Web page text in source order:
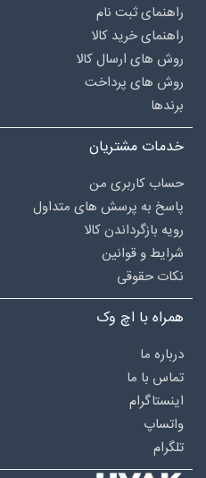
راهنمای ثبت نام
راهنمای خرید کالا
روش های ارسال کالا
روش های پرداخت
برندها
خدمات مشتریان
حساب کاربری من
پاسخ به پرسش های متداول
رویه بازگرداندن کالا
شرایط و قوانین
نکات حقوقی
همراه با اچ وک
درباره‌ ما
تماس با ما
اینستاگرام
واتساپ
تلگرام